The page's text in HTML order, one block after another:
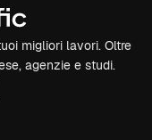
migliori lavori. Oltre
agenzie e studi.